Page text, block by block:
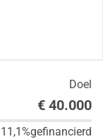
Doel
€ 40.000
11,1%gefinancierd